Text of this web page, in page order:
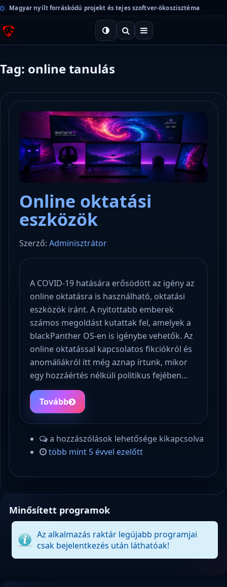
Magyar nyílt forráskódú projekt és tejes szoftver-ökoszisztéma
Tag: online tanulás
Online oktatási
eszközök
Szerző: Adminisztrátor
A COVID-19 hatására erősödött az igény az
online oktatásra is használható, oktatási
eszközök iránt. A nyitottabb emberek
számos megoldást kutattak fel, amelyek a
blackPanther OS-en is igénybe vehetők. Az
online oktatással kapcsolatos fikciókról és
anomáliákról itt még aznap írtunk, mikor
egy hozzáértés nélküli politikus fejében…
Tovább
a hozzászólások lehetősége kikapcsolva
több mint 5 évvel ezelőtt
Minősített programok
Az alkalmazás raktár legújabb programjai
csak bejelentkezés után láthatóak!